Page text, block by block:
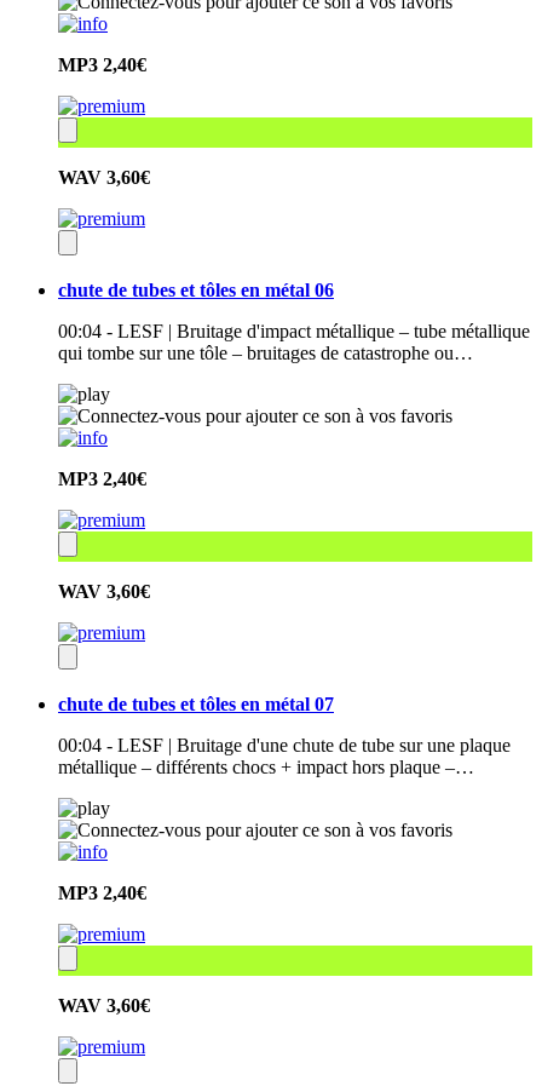
MP3 2,40€
WAV 3,60€
chute de tubes et tôles en métal 06
00:04 - LESF | Bruitage d'impact métallique – tube métallique
qui tombe sur une tôle – bruitages de catastrophe ou…
MP3 2,40€
WAV 3,60€
chute de tubes et tôles en métal 07
00:04 - LESF | Bruitage d'une chute de tube sur une plaque
métallique – différents chocs + impact hors plaque –…
MP3 2,40€
WAV 3,60€